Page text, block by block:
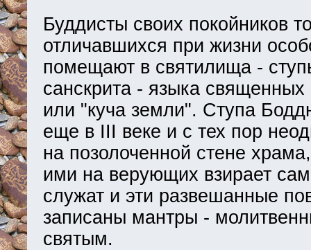
Буддисты своих покойников
отличавшихся при жизни
помещают в святилища -
санскрита - языка священных
или "куча земли". Ступа
еще в III веке и с тех пор
на позолоченной стене
ими на верующих взирает
служат и эти развешанные
записаны мантры -
святым.